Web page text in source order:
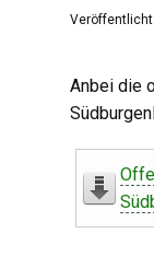
Anbei die